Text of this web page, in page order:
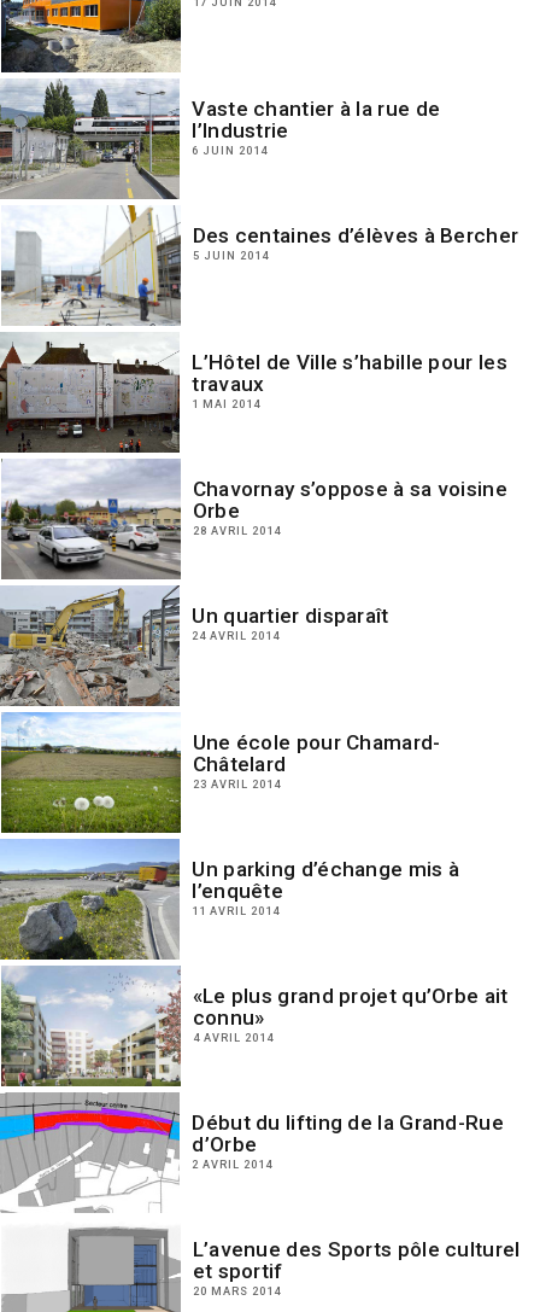
Vaste chantier à la rue de
l’Industrie
6 JUIN 2014
Des centaines d’élèves à Bercher
5 JUIN 2014
L’Hôtel de Ville s’habille pour les
travaux
1 MAI 2014
Chavornay s’oppose à sa voisine
Orbe
28 AVRIL 2014
Un quartier disparaît
24 AVRIL 2014
Une école pour Chamard-
Châtelard
23 AVRIL 2014
Un parking d’échange mis à
l’enquête
11 AVRIL 2014
«Le plus grand projet qu’Orbe ait
connu»
4 AVRIL 2014
Début du lifting de la Grand-Rue
d’Orbe
2 AVRIL 2014
L’avenue des Sports pôle culturel
et sportif
20 MARS 2014